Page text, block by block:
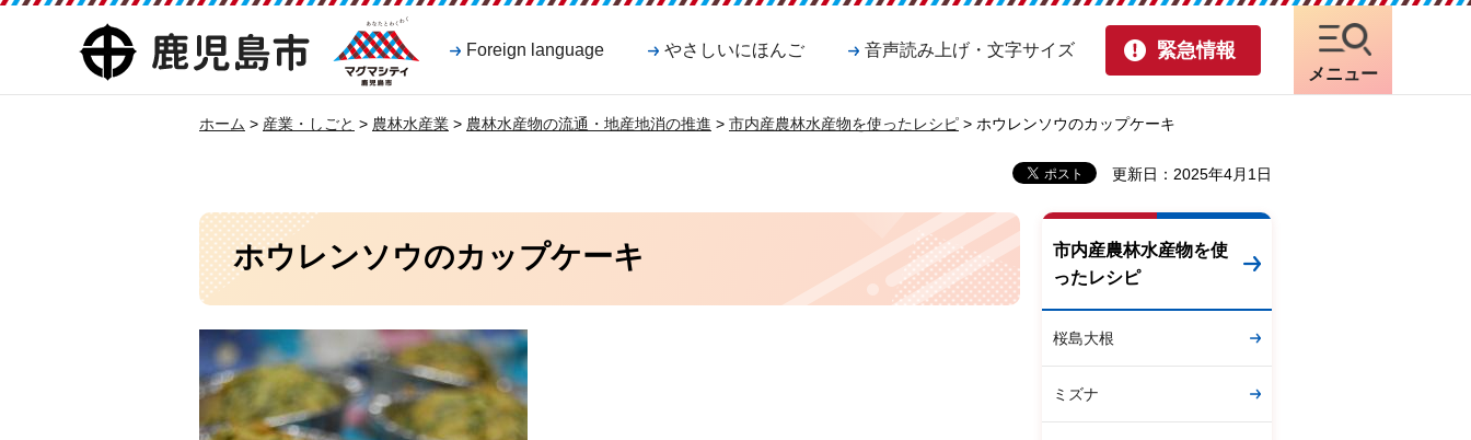
鹿児島市
マグマシティ
鹿児島市
Foreign language やさしいにほんご 音声読み上げ・文字サイズ 緊急情報
メニュー
ホーム > 産業・しごと > 農林水産業 > 農林水産物の流通・地産地消の推進 > 市内産農林水産物を使ったレシピ > ホウレンソウのカップケーキ
更新日：2025年4月1日
ホウレンソウのカップケーキ
市内産農林水産物を使
ったレシピ
桜島大根
ミズナ